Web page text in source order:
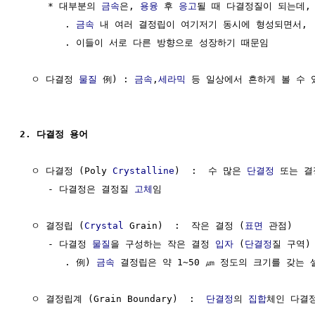
     * 대부분의
금속은, 용융 후 응고 될 때 다결정질이 되는데
        .
금속 내 여러 결정립이 여기저기 동시에 형성되면서,
        . 이들이 서로 다른 방향으로 성장하기 때문임
  ㅇ 다결정
물질 例) : 금속 , 세라믹 등 일상에서 흔하게 볼 수
2. 다결정 용어
  ㅇ 다결정 (Poly
Crystalline )  :  수 많은 단결정
또는
     - 다결정은 결정질
고체 임
  ㅇ 결정립 (
Crystal Grain)  :  작은 결정 ( 표면
관점)
     - 다결정
물질 을 구성하는 작은 결정 입자 ( 단결정 질 구역)
        . 例)
금속 결정립은 약 1~50 ㎛ 정도의 크기를 갖는
  ㅇ 결정립계 (Grain Boundary)  :
단결정 의 집합체인 다결